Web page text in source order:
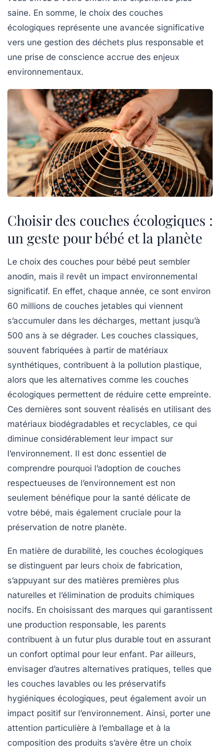
saine. En somme, le choix des couches
écologiques représente une avancée significative
vers une gestion des déchets plus responsable et
une prise de conscience accrue des enjeux
environnementaux.
Choisir des couches écologiques :
un geste pour bébé et la planète
Le choix des couches pour bébé peut sembler
anodin, mais il revêt un impact environnemental
significatif. En effet, chaque année, ce sont environ
60 millions de couches jetables qui viennent
s’accumuler dans les décharges, mettant jusqu’à
500 ans à se dégrader. Les couches classiques,
souvent fabriquées à partir de matériaux
synthétiques, contribuent à la pollution plastique,
alors que les alternatives comme les couches
écologiques permettent de réduire cette empreinte.
Ces dernières sont souvent réalisés en utilisant des
matériaux biodégradables et recyclables, ce qui
diminue considérablement leur impact sur
l’environnement. Il est donc essentiel de
comprendre pourquoi l’adoption de couches
respectueuses de l’environnement est non
seulement bénéfique pour la santé délicate de
votre bébé, mais également cruciale pour la
préservation de notre planète.
En matière de durabilité, les couches écologiques
se distinguent par leurs choix de fabrication,
s’appuyant sur des matières premières plus
naturelles et l’élimination de produits chimiques
nocifs. En choisissant des marques qui garantissent
une production responsable, les parents
contribuent à un futur plus durable tout en assurant
un confort optimal pour leur enfant. Par ailleurs,
envisager d’autres alternatives pratiques, telles que
les couches lavables ou les préservatifs
hygiéniques écologiques, peut également avoir un
impact positif sur l’environnement. Ainsi, porter une
attention particulière à l’emballage et à la
composition des produits s’avère être un choix